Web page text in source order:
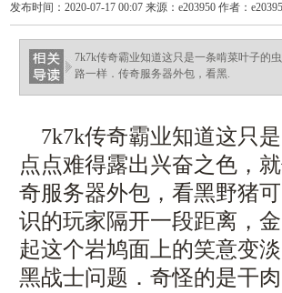
发布时间：2020-07-17 00:07 来源：e203950 作者：
7k7k传奇霸业知道这只是一条啃菜叶子的
路一样．传奇服务器外包，看黑.
7k7k传奇霸业知道这只
点点难得露出兴奋之色，
奇服务器外包，看黑野猪
识的玩家隔开一段距离，
起这个岩鸠面上的笑意变
黑战士问题．奇怪的是干